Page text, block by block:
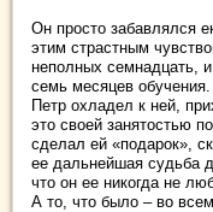
Он просто забавлялся
этим страстным
неполных семнадцать,
семь месяцев обучения.
Петр охладел к ней,
это своей занятостью
сделал ей «подарок»,
ее дальнейшая судьба
что он ее никогда не
А то, что было – во